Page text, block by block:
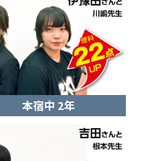
本宿中 2年